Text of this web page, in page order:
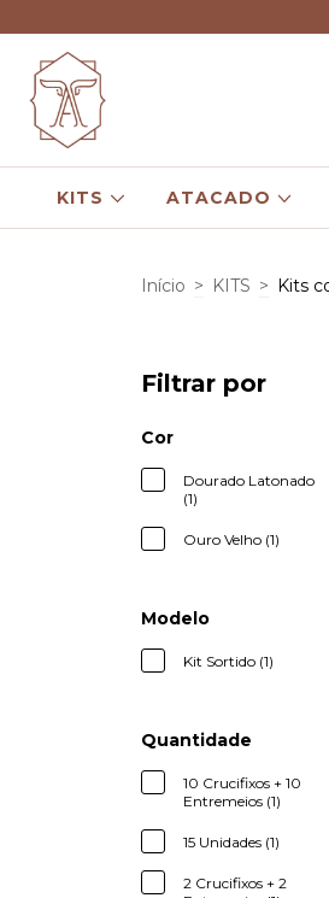
KITS ATACADO
Início > KITS > Kits
Filtrar por
Cor
Dourado Latonado
(1)
Ouro Velho (1)
Modelo
Kit Sortido (1)
Quantidade
10 Crucifixos + 10
Entremeios (1)
15 Unidades (1)
2 Crucifixos + 2